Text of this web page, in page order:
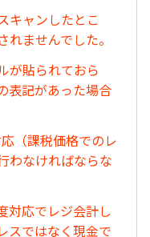
キャンしたとこ
ませんでした。
が貼られておら
表記があった場合
（課税価格でのレ
わなければならな
対応でレジ会計し
スではなく現金で